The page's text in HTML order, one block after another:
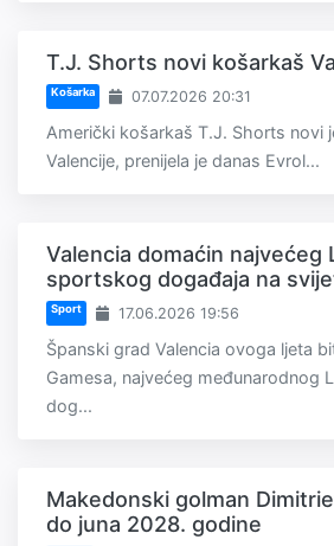
T.J. Shorts novi košarkaš
Košarka 07.07.2026 20:31
Američki košarkaš T.J. Shorts novi
Valencije, prenijela je danas Evrol...
Valencia domaćin najvećeg
sportskog događaja na
Sport 17.06.2026 19:56
Španski grad Valencia ovoga ljeta
Gamesa, najvećeg međunarodnog
dog...
Makedonski golman
do juna 2028. godine